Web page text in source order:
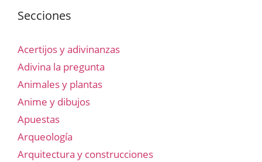
Secciones
Acertijos y adivinanzas
Adivina la pregunta
Animales y plantas
Anime y dibujos
Apuestas
Arqueología
Arquitectura y construcciones